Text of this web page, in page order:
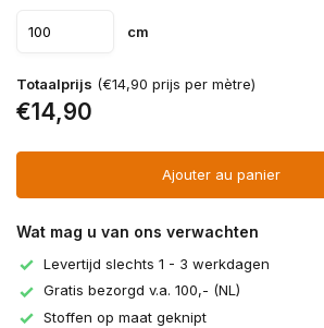
cm
Totaalprijs (€14,90 prijs per mètre)
€14,90
Ajouter au panier
Wat mag u van ons verwachten
Levertijd slechts 1 - 3 werkdagen
Gratis bezorgd v.a. 100,- (NL)
Stoffen op maat geknipt